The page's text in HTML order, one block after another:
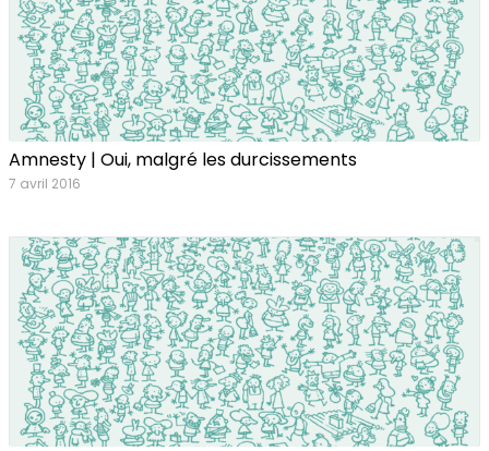
Amnesty | Oui, malgré les durcissements
7 avril 2016